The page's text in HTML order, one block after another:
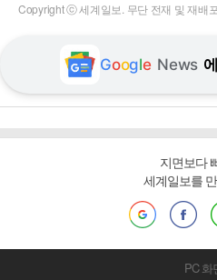
Copyright ⓒ 세계일보. 무단 전재 및 재배
Google News
지면보다
세계일보를
PC 화